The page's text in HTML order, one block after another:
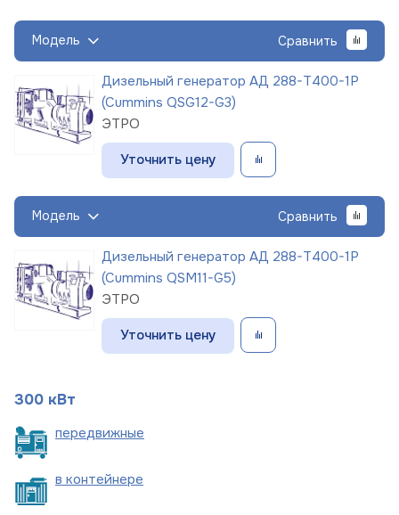
Модель Сравнить
Дизельный генератор АД 288-Т400-1Р
(Cummins QSG12-G3)
ЭТРО
Уточнить цену
Модель Сравнить
Дизельный генератор АД 288-Т400-1Р
(Cummins QSM11-G5)
ЭТРО
Уточнить цену
300 кВт
передвижные
в контейнере